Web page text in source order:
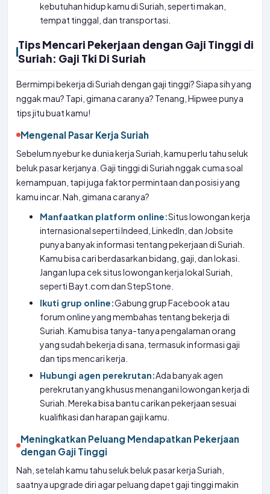
kebutuhan hidup kamu di Suriah, seperti makan,
tempat tinggal, dan transportasi.
Tips Mencari Pekerjaan dengan Gaji Tinggi di
Suriah: Gaji Tki Di Suriah
Bermimpi bekerja di Suriah dengan gaji tinggi? Siapa sih yang
nggak mau? Tapi, gimana caranya? Tenang, Hipwee punya
tips jitu buat kamu!
Mengenal Pasar Kerja Suriah
Sebelum nyebur ke dunia kerja Suriah, kamu perlu tahu seluk
beluk pasar kerjanya. Gaji tinggi di Suriah nggak cuma soal
kemampuan, tapi juga faktor permintaan dan posisi yang
kamu incar. Nah, gimana caranya?
Manfaatkan platform online:Situs lowongan kerja
internasional seperti Indeed, LinkedIn, dan Jobsite
punya banyak informasi tentang pekerjaan di Suriah.
Kamu bisa cari berdasarkan bidang, gaji, dan lokasi.
Jangan lupa cek situs lowongan kerja lokal Suriah,
seperti Bayt.com dan StepStone.
Ikuti grup online:Gabung grup Facebook atau
forum online yang membahas tentang bekerja di
Suriah. Kamu bisa tanya-tanya pengalaman orang
yang sudah bekerja di sana, termasuk informasi gaji
dan tips mencari kerja.
Hubungi agen perekrutan:Ada banyak agen
perekrutan yang khusus menangani lowongan kerja di
Suriah. Mereka bisa bantu carikan pekerjaan sesuai
kualifikasi dan harapan gaji kamu.
Meningkatkan Peluang Mendapatkan Pekerjaan
dengan Gaji Tinggi
Nah, setelah kamu tahu seluk beluk pasar kerja Suriah,
saatnya upgrade diri agar peluang dapet gaji tinggi makin